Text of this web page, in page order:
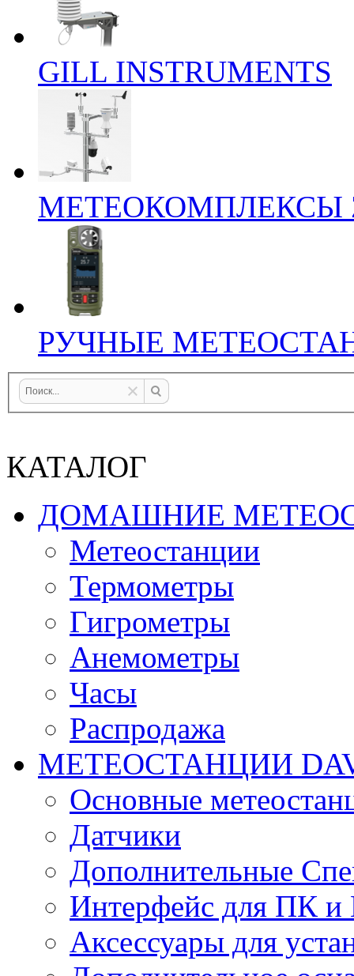
GILL INSTRUMENTS
МЕТЕОКОМПЛЕКСЫ
РУЧНЫЕ
КАТАЛОГ
ДОМАШНИЕ
Метеостанции
Термометры
Гигрометры
Анемометры
Часы
Распродажа
МЕТЕОСТАНЦИИ
Основные
Датчики
Дополнительные
Интерфейс для ПК
Аксессуары для